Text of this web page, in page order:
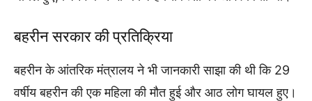
बहरीन सरकार की प्रतिक्रिया
बहरीन के आंतरिक मंत्रालय ने भी जानकारी साझा की थी कि 29
वर्षीय बहरीन की एक महिला की मौत हुई और आठ लोग घायल हुए।